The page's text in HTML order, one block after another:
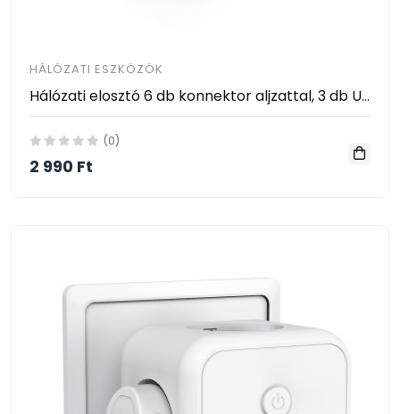
HÁLÓZATI ESZKÖZÖK
Hálózati elosztó 6 db konnektor aljzattal, 3 db USB-vel és 1 db USB-C-vel / 2 m hosszabbító
(0)
2 990 Ft